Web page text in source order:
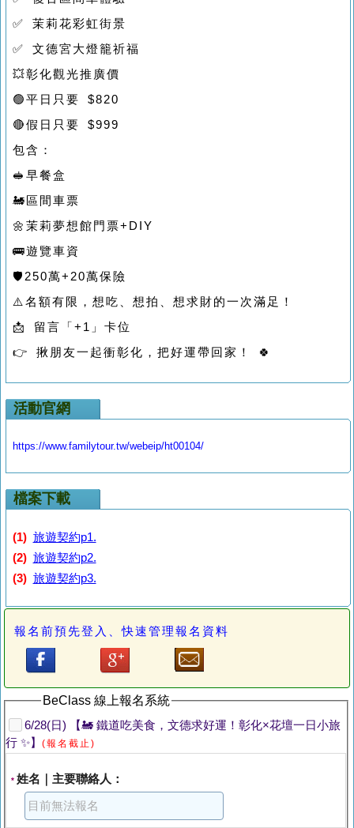
✅ 茉莉花彩虹街景
✅ 文德宮大燈籠祈福
💥彰化觀光推廣價
🟢平日只要 $820
🔴假日只要 $999
包含：
🥪早餐盒
🚂區間車票
🌼茉莉夢想館門票+DIY
🚌遊覽車資
🛡️250萬+20萬保險
⚠️名額有限，想吃、想拍、想求財的一次滿足！
📩 留言「+1」卡位
👉 揪朋友一起衝彰化，把好運帶回家！ 🍀
活動官網
https://www.familytour.tw/webeip/ht00104/
檔案下載
(1) 旅遊契約p1.
(2) 旅遊契約p2.
(3) 旅遊契約p3.
報名前預先登入、快速管理報名資料
BeClass 線上報名系統
6/28(日) 【🚂 鐵道吃美食，文德求好運！彰化×花壇一日小旅
行 ✨】 (報名截止)
* 姓名｜主要聯絡人：